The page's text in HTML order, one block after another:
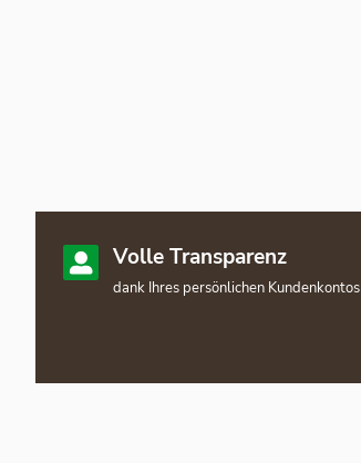
Volle Transparenz
dank Ihres persönlichen Kundenkontos